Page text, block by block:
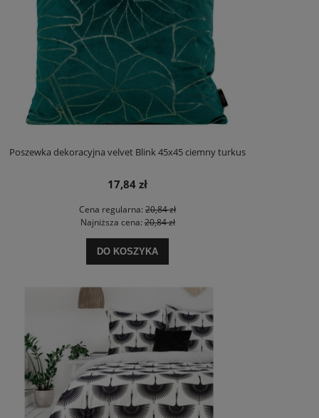
Poszewka dekoracyjna velvet Blink 45x45 ciemny turkus
17,84 zł
Cena regularna: 20,84 zł
Najniższa cena:20,84 zł
DO KOSZYKA